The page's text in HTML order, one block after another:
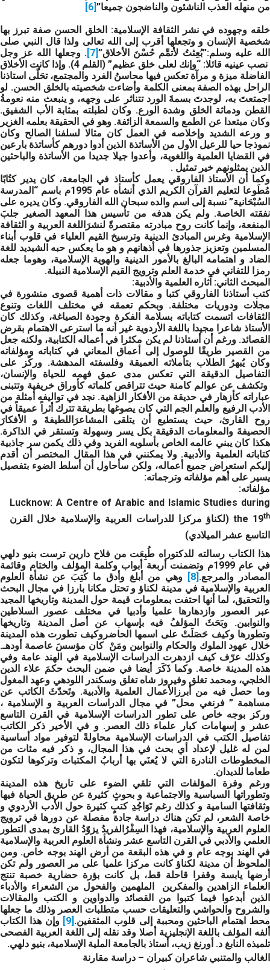
من منهله العذب الناشئون والناضجون جميعا”
خلقه وجهوده في نشر الثقافة الإسلامية:
الخلق الحسن صفة تبرز بها
شخصية الإنسان و وتجعلها أقرب إلى الله تعالى ولذا قال النبي صلى
الله عليه وسلم:”بُعِثتُ لأتمِّم حُسْنَ الأخلاق” [7]
. وجعلها الله عز وجل
نصب عينيه قائلا: “وإنك لعلى خلق عظيم” (القلم 4). وإذا كانت الأخلاق
الفاضلة ميزة و مرآة تعكس فيها محاسنُ الفرد والمجتمع، تحَلّى استاذنا
الراحل بهذه الصفة بمعنى الكلمة وأضاءت شخصيته بالخلق الحسن. لو
اجمتعتَ به، لوجدتَ بسمةَ الورد تتناثر على وجهه، و ينبعث منه نعومةُ
القطن ودماثة الخلق وشدة الورع. وكان لطبلته بمثابة الأب الشفيق.
وكان مبتعدا عن الطمع والسمعة الزائفة. وهو في الحقيقة بعلمه الغزير
و ورعه الشديد وإخلاصه في العمل كان مثالا لسلفنا الصالح وكان
نموذجا حيا للرعيل الأول من الأساتذة الذين أدوا دورهم كأساتذة بارعين
في القضايا العلمية واللغوية، وأعدوا جيلا جديدا من الأساتذة والباحثين
الذين يمثلونهم خير تمثيل .
وكما أن الأستاذ الفاروقي يعمل كأستاذ في الجامعة، كان يدير كتُابًا
مُطَوعا لتعليم القرآن الكريم الذي أنشأه عام 1995م باسم “المدرسة
السُبْحَانية” نسبة إلى اسم والده سبحان الله الفاروقي. وكان يديره على
نفقته الخاصة. ولم يكن هدفه من تأسيس هذا المعهد الصغير جلبَ
المنفعة، وإنما كانت روح مبادرته مقتصرةً لنشرَاللغة العربية و الثقافة
الإسلامية وغرس المبادئ الدينية وترسيخ القيم العلياء في قلوب أبناء
المسلمين وتعزيز جذورها في أذهانهم و هو ما يعكس حبه الشيديد للغة
الضاد و اهتمامه البالغ بالأمور الدينية والهوية الإسلامية، وهوما جعله
رمزا للتفاني في خدمة العلم وترويج القيم الإسلامية النبيلة.
المبحث الثاني: آثاره العلمية والأدبية:
كتب أستاذنا الفاروقي كتبا و مقالات ذات أهمية قصوى منشورة في
مجلات ودوريات مختلفة. وبحكم تعمقه في مختلف اللغات وتنوع
الثقافات اتسمت كتاباته بسلامة الفكرة وجودة الصياغة، وكذلك كان
الأستاذ شاعرا مجيدا باللغة الأردوية غير أنه ما استرعى الاهتمام بقرض
القصائد. ورغم أن أستاذنا لم يكن مكثرا في أعماله الكتابية، ولكنه جعل
من القصير طريقًا للوصول إلى أعماق المعاني في كتاباته ومؤلفاته
وكان يُبهرُ الطلاب بتأملاته العميقة وفلسفته المدهشة. وركّز على
التفاصيل الدقيقة التي تعكس مدى عمق فهمه للحياة والإنسان،
وتكشف عن عوالم كامنة حيث تتراقص كلماته كأوراق خريفية وتتبنى
عباراته كأزهار في حديقة من الأفكار الزاهية. نجد في تواليفه أمثلة من
الأدب الرفيع والعلم الجم التي كان يصوغها بطريقة تترك أثراً عميقاً في
روح القارئ، حيث يستطيع أن يتلقى المشاعرَاللطيفةَ و الأفكارَ
الحصيفةَ والمعلومات الدقيقة بكل يسر وسهولة وتستقر في الذاكرة.
هكذا كان يبني عالمه الخاص بأسلوبه الفريد وفي ذلك يكمن سر جاذبية
كتاباته العلمية والأدبية. ولا يمكنني في هذا المقال المختصر أن أقدم
إليكم استعراض جميع أعماله، ولكن سأحاول أن أسلط الضوء بتفصيل
يسير على أهم مؤلفاته وترجماته:
مؤلفاته:
Lucknow: A Centre of Arabic and Islamic Studies during
the 19th
(لكناؤ مركزا للدراسات العربية والإسلامية خلال القرن
التاسع عشر الميلادي)
هذا الكتاب رسالته للدكتوراه طُبِعَت من فلاح دارين ترست بنيو دلهي
في عام 1999م وتضمنت أربعة أبواب وكلمة المؤلف والختام وقائمة
المصادر والمرجع.
وهي من أبلغ وأدق ما كُتِبَ عن نشأة العلوم
العربية والإسلامية في مدينة لكناؤ و تحتل مكانا بارزا في مجال البحث
والتحقيق، لما أنها احتفت بمعلومات قيمة حول المدينة وتاريخها المجيد
عبر العصور وازدهارها علميا وأدبيا في مختلف عصور السلاطين
والنوابين. وبَحَثَ المؤلفُ فيه بإسهاب عن أصل المدينة وتاريخها
وتطورها وكيف حَصَلَتْ على اسمها الحاضروكيف تطورت هذه المدينة
خلال عهود الملوك والحكام والنوابين ومَنْ كان مؤسسَ عاصمة أودهـ.
وكذلك عرّف كيف ازدهرت الدراسات الإسلامية في الهند عامة وفي
هذه المدينة خاصة. وكما ذَكَرَ أيضا في ضمن البحث حكمَ علاء الدين
الخلجي، ومحمد تغلق وفيروز شاه تغلق وسكندر اللودهي وعهد المغول
وما حصل فيه من أبرزالأعمال العلمية والأدبية. وتَحدّثَ الكاتب عن
مساهمة ” فرنغي محل” في مجال الدراسات العربية و الإسلامية ،
وركز بوجه خاص على تطور الدراسات الإسلامية في القرن التاسع
عشر و إسهامات كبار علماء ذلك العصر. و في الأخير ذكر الكاتب
تفاصيل الكتب في الدراسات الإسلامية محاولةً لتوفير مواد أساسية
لمن له غليل لإعداد أي بحث في هذا المجال، و ذكر فيه مئات من
المخطوطات النادرة التي لا يُعنَي بها أربابُ المكتبات وتركوها لتكون
طعاما للديدان.
ورغم وفرة المؤلفات التي تلقي الضوء على تاريخ هذه المدينة
وتطوراتها السياسية والاجتماعية و بحوثٍ كثيرة عن طريق الحياة فيها
وثقافتها السامية و كذلك رغم تَوَاجُدِ كتبٍ كثيرة حول الأدب الأردوي و
خاصة الشعر، لم تكن هناك دراسة جادة مفصلة عن دورها في ترويج
العلوم العربية والإسلامية، فهذا السِفْرُالفريدُ يزوّدُ القارئ بمدى التطور
العلمي والأدبي في القرن التاسع عشر ونشأة العلوم العربية والإسلامية
في الهند بوجه عام و في هذه البقعة من أرض الهند بوجه خاص. ومن
الملحوظ أن مدينة لكناؤ كانت مركزا علميا على مر العصور ولم تكن
أرضها يابسة وقفرا قاحلة قط، بل كانت بؤرة حضارية خصبة تنتج
العلماء الزاهدين والمفكرين الملهمين والفحول من الشعراء والأدباء
الذين أبدعوا فيما كتبوا من القصائد والدواوين و الكتب والمقالات
والشروح والحواشي والتعليقات حسب متطلبات العصر وذلك ما جعلها
محط اهتمام الباحثين ومحببة إلى قلوب المثقفين.
وإن هذا الكتاب
ألفه المؤلف باللغة الإنجليزية أصلا وقد نقله إلى اللغة العربية الفصحى
تلميذه النابغ د. أورنغ زيب، أستاذ بالجامعة الملية الإسلامية، بنيو دلهي.
الغالب والمتنبي شاعران كبيران – دراسة مقارنة